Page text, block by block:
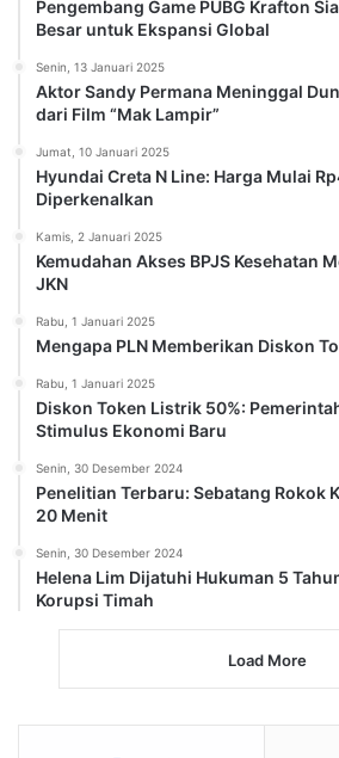
Pengembang Game PUBG Krafton
Besar untuk Ekspansi Global
Senin, 13 Januari 2025
Aktor Sandy Permana Meninggal
dari Film “Mak Lampir”
Jumat, 10 Januari 2025
Hyundai Creta N Line: Harga Mulai
Diperkenalkan
Kamis, 2 Januari 2025
Kemudahan Akses BPJS Kesehatan
JKN
Rabu, 1 Januari 2025
Mengapa PLN Memberikan Diskon
Rabu, 1 Januari 2025
Diskon Token Listrik 50%:
Stimulus Ekonomi Baru
Senin, 30 Desember 2024
Penelitian Terbaru: Sebatang Rokok
20 Menit
Senin, 30 Desember 2024
Helena Lim Dijatuhi Hukuman 5
Korupsi Timah
Load More